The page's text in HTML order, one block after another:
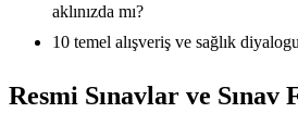
aklınızda mı?
10 temel alışveriş ve sağlık
Resmi Sınavlar ve Sınav